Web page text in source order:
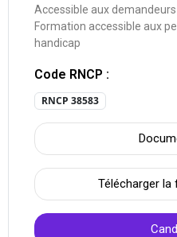
Accessible aux
Formation accessible aux
handicap
Code RNCP :
RNCP 38583
Télécharger la